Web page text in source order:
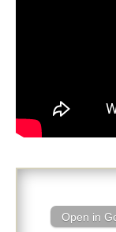
Open in